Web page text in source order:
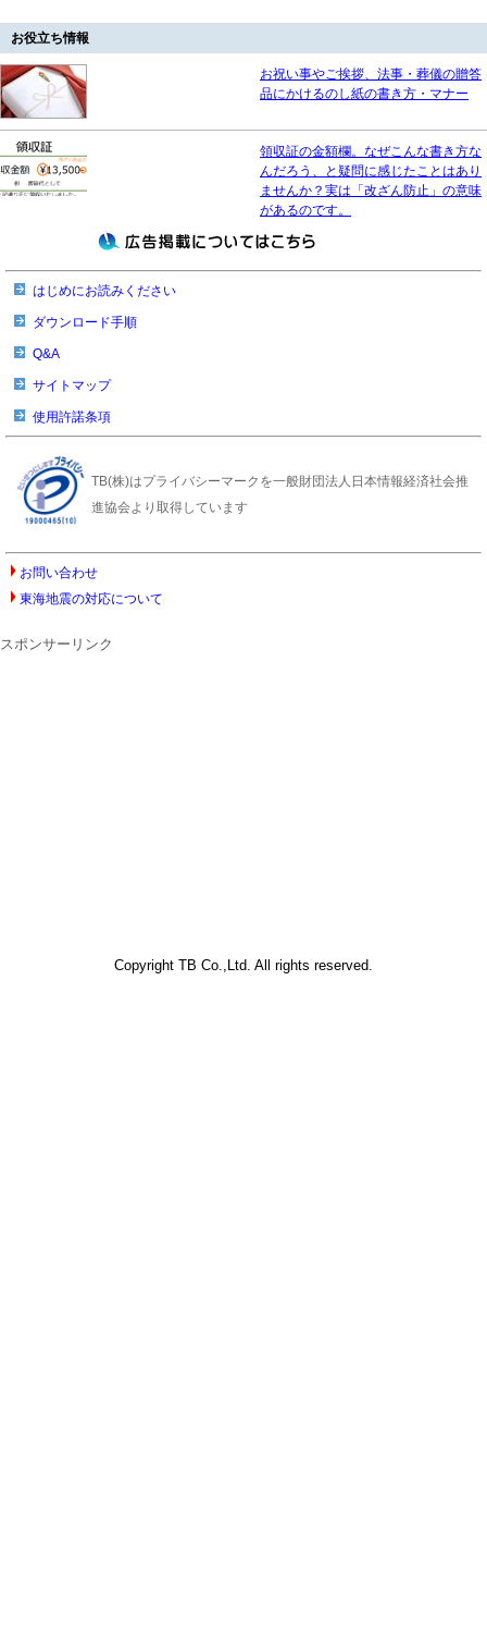
お役立ち情報
お祝い事やご挨拶、法事・葬儀の贈答
品にかけるのし紙の書き方・マナー
領収証の金額欄。なぜこんな書き方な
んだろう、と疑問に感じたことはあり
ませんか？実は「改ざん防止」の意味
があるのです。
はじめにお読みください
ダウンロード手順
Q&A
サイトマップ
使用許諾条項
TB(株)はプライバシーマークを一般財団法人日本情報経済社会推
進協会より取得しています
お問い合わせ
東海地震の対応について
スポンサーリンク
Copyright TB Co.,Ltd. All rights reserved.